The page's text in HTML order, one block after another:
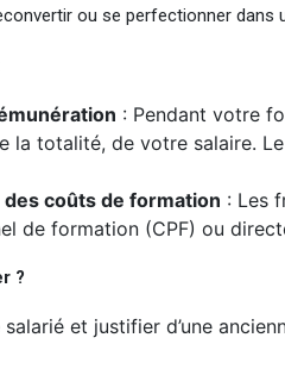
ou se perfectionner dans
: Pendant votre
la totalité, de votre salaire.
des coûts de formation : Les
de formation (CPF) ou
?
et justifier d’une